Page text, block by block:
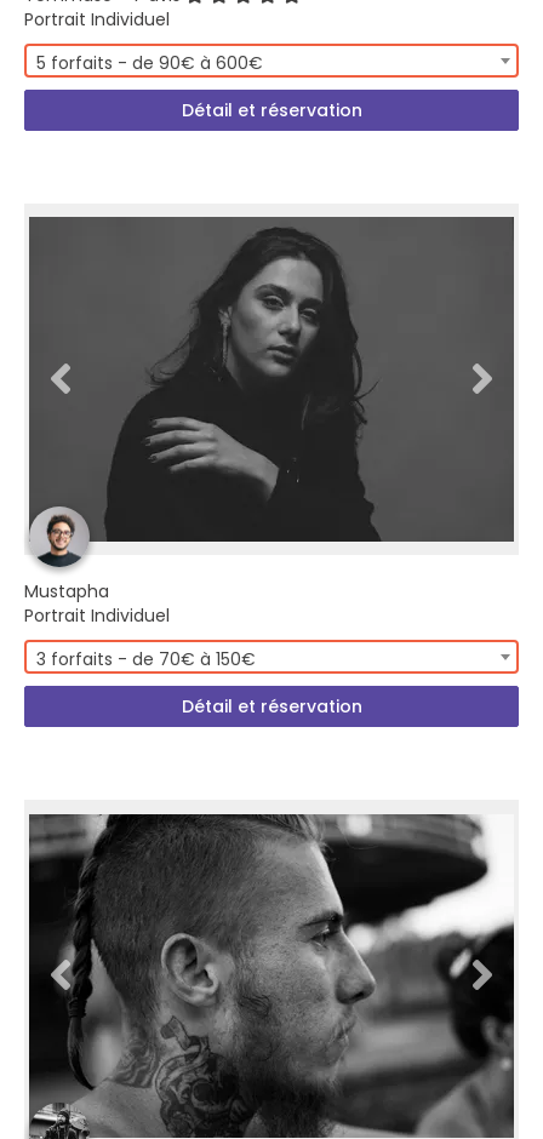
Portrait Individuel
5 forfaits - de 90€ à 600€
Détail et réservation
Mustapha
Portrait Individuel
3 forfaits - de 70€ à 150€
Détail et réservation